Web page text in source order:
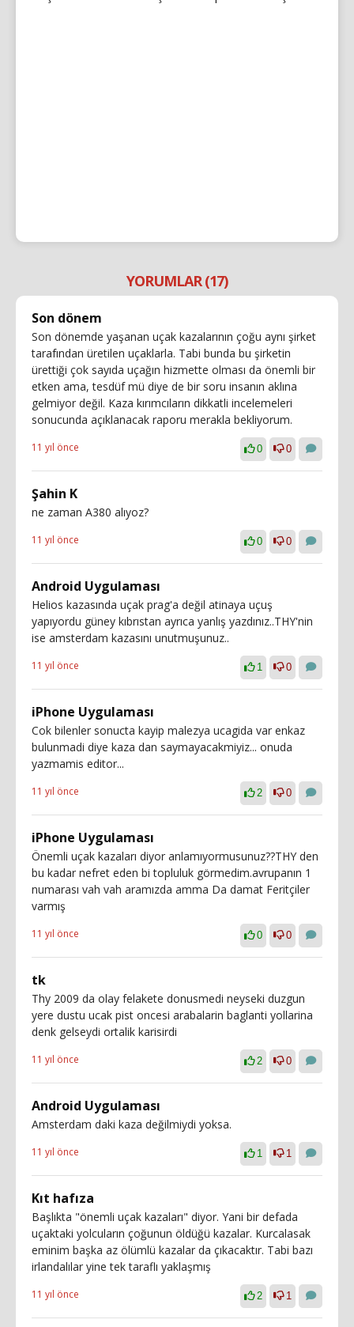
YORUMLAR (17)
Son dönem
Son dönemde yaşanan uçak kazalarının çoğu aynı şirket
tarafından üretilen uçaklarla. Tabi bunda bu şirketin
ürettiği çok sayıda uçağın hizmette olması da önemli bir
etken ama, tesdüf mü diye de bir soru insanın aklına
gelmiyor değil. Kaza kırımcıların dikkatli incelemeleri
sonucunda açıklanacak raporu merakla bekliyorum.
11 yıl önce 0 0
Şahin K
ne zaman A380 alıyoz?
11 yıl önce 0 0
Android Uygulaması
Helios kazasında uçak prag'a değil atinaya uçuş
yapıyordu güney kıbrıstan ayrıca yanlış yazdınız..THY'nin
ise amsterdam kazasını unutmuşunuz..
11 yıl önce 1 0
iPhone Uygulaması
Cok bilenler sonucta kayip malezya ucagida var enkaz
bulunmadi diye kaza dan saymayacakmiyiz... onuda
yazmamis editor...
11 yıl önce 2 0
iPhone Uygulaması
Önemli uçak kazaları diyor anlamıyormusunuz??THY den
bu kadar nefret eden bi topluluk görmedim.avrupanın 1
numarası vah vah aramızda amma Da damat Feritçiler
varmış
11 yıl önce 0 0
tk
Thy 2009 da olay felakete donusmedi neyseki duzgun
yere dustu ucak pist oncesi arabalarin baglanti yollarina
denk gelseydi ortalik karisirdi
11 yıl önce 2 0
Android Uygulaması
Amsterdam daki kaza değilmiydi yoksa.
11 yıl önce 1 1
Kıt hafıza
Başlıkta "önemli uçak kazaları" diyor. Yani bir defada
uçaktaki yolcuların çoğunun öldüğü kazalar. Kurcalasak
eminim başka az ölümlü kazalar da çıkacaktır. Tabi bazı
irlandalılar yine tek taraflı yaklaşmış
11 yıl önce 2 1